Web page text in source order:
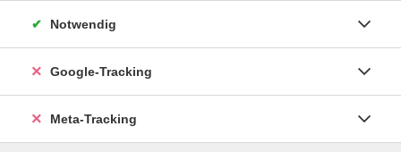
Notwendig
Google-Tracking
Meta-Tracking